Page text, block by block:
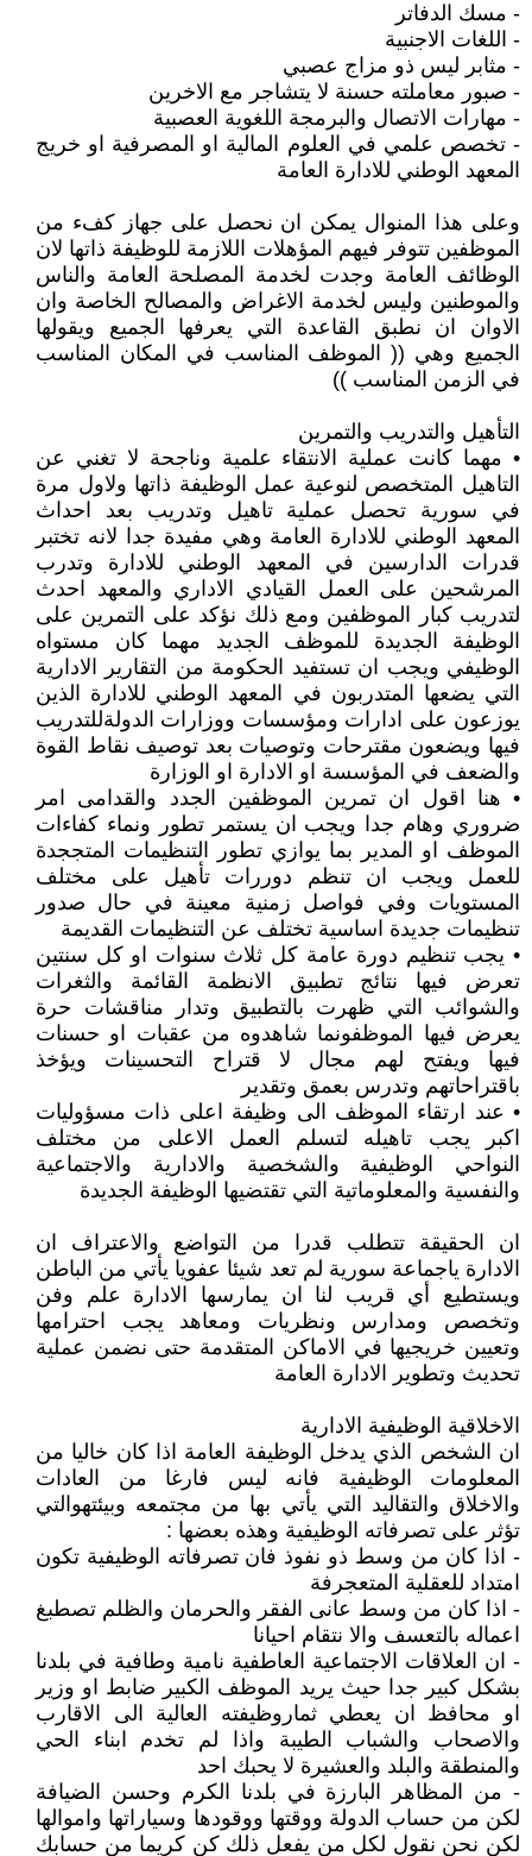
- مسك الدفاتر
- اللغات الاجنبية
- مثابر ليس ذو مزاج عصبي
- صبور معاملته حسنة لا يتشاجر مع الاخرين
- مهارات الاتصال والبرمجة اللغوية العصبية
- تخصص علمي في العلوم المالية او المصرفية او خريج
المعهد الوطني للادارة العامة
وعلى هذا المنوال يمكن ان نحصل على جهاز كفء من
الموظفين تتوفر فيهم المؤهلات اللازمة للوظيفة ذاتها لان
الوظائف العامة وجدت لخدمة المصلحة العامة والناس
والموطنين وليس لخدمة الاغراض والمصالح الخاصة وان
الاوان ان نطبق القاعدة التي يعرفها الجميع ويقولها
الجميع وهي (( الموظف المناسب في المكان المناسب
في الزمن المناسب ))
التأهيل والتدريب والتمرين
• مهما كانت عملية الانتقاء علمية وناجحة لا تغني عن
التاهيل المتخصص لنوعية عمل الوظيفة ذاتها ولاول مرة
في سورية تحصل عملية تاهيل وتدريب بعد احداث
المعهد الوطني للادارة العامة وهي مفيدة جدا لانه تختبر
قدرات الدارسين في المعهد الوطني للادارة وتدرب
المرشحين على العمل القيادي الاداري والمعهد احدث
لتدريب كبار الموظفين ومع ذلك نؤكد على التمرين على
الوظيفة الجديدة للموظف الجديد مهما كان مستواه
الوظيفي ويجب ان تستفيد الحكومة من التقارير الادارية
التي يضعها المتدربون في المعهد الوطني للادارة الذين
يوزعون على ادارات ومؤسسات ووزارات الدولةللتدريب
فيها ويضعون مقترحات وتوصيات بعد توصيف نقاط القوة
والضعف في المؤسسة او الادارة او الوزارة
• هنا اقول ان تمرين الموظفين الجدد والقدامى امر
ضروري وهام جدا ويجب ان يستمر تطور ونماء كفاءات
الموظف او المدير بما يوازي تطور التنظيمات المتججدة
للعمل ويجب ان تنظم دوررات تأهيل على مختلف
المستويات وفي فواصل زمنية معينة في حال صدور
تنظيمات جديدة اساسية تختلف عن التنظيمات القديمة
• يجب تنظيم دورة عامة كل ثلاث سنوات او كل سنتين
تعرض فيها نتائج تطبيق الانظمة القائمة والثغرات
والشوائب التي ظهرت بالتطبيق وتدار مناقشات حرة
يعرض فيها الموظفونما شاهدوه من عقبات او حسنات
فيها ويفتح لهم مجال لا قتراح التحسينات ويؤخذ
باقتراحاتهم وتدرس بعمق وتقدير
• عند ارتقاء الموظف الى وظيفة اعلى ذات مسؤوليات
اكبر يجب تاهيله لتسلم العمل الاعلى من مختلف
النواحي الوظيفية والشخصية والادارية والاجتماعية
والنفسية والمعلوماتية التي تقتضيها الوظيفة الجديدة
ان الحقيقة تتطلب قدرا من التواضع والاعتراف ان
الادارة ياجماعة سورية لم تعد شيئا عفويا يأتي من الباطن
ويستطيع أي قريب لنا ان يمارسها الادارة علم وفن
وتخصص ومدارس ونظريات ومعاهد يجب احترامها
وتعيين خريجيها في الاماكن المتقدمة حتى نضمن عملية
تحديث وتطوير الادارة العامة
الاخلاقية الوظيفية الادارية
ان الشخص الذي يدخل الوظيفة العامة اذا كان خاليا من
المعلومات الوظيفية فانه ليس فارغا من العادات
والاخلاق والتقاليد التي يأتي بها من مجتمعه وبيئتهوالتي
تؤثر على تصرفاته الوظيفية وهذه بعضها :
- اذا كان من وسط ذو نفوذ فان تصرفاته الوظيفية تكون
امتداد للعقلية المتعجرفة
- اذا كان من وسط عانى الفقر والحرمان والظلم تصطبغ
اعماله بالتعسف والا نتقام احيانا
- ان العلاقات الاجتماعية العاطفية نامية وطافية في بلدنا
بشكل كبير جدا حيث يريد الموظف الكبير ضابط او وزير
او محافظ ان يعطي ثماروظيفته العالية الى الاقارب
والاصحاب والشباب الطيبة واذا لم تخدم ابناء الحي
والمنطقة والبلد والعشيرة لا يحبك احد
- من المظاهر البارزة في بلدنا الكرم وحسن الضيافة
لكن من حساب الدولة ووقتها ووقودها وسياراتها واموالها
لكن نحن نقول لكل من يفعل ذلك كن كريما من حسابك